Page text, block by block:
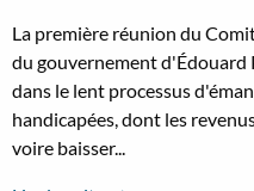
La première réunion du
du gouvernement
dans le lent processus
handicapées, dont les
voire baisser...